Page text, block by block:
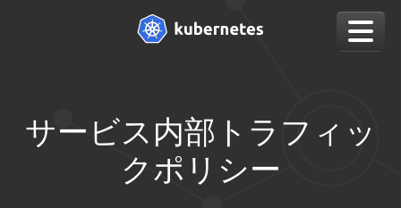
サービス内部トラフィッ
クポリシー